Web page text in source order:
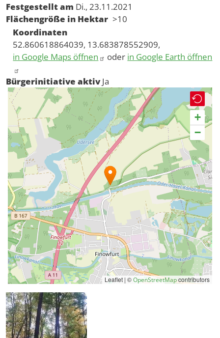
Festgestellt am Di., 23.11.2021
Flächengröße in Hektar >10
Koordinaten
52.860618864039, 13.683878552909,
in Google Maps öffnen
oder in Google Earth öffnen
Bürgerinitiative aktiv Ja
+
−
Leaflet | ©OpenStreetMapcontributors